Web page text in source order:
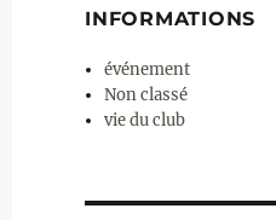
INFORMATIONS
événement
Non classé
vie du club